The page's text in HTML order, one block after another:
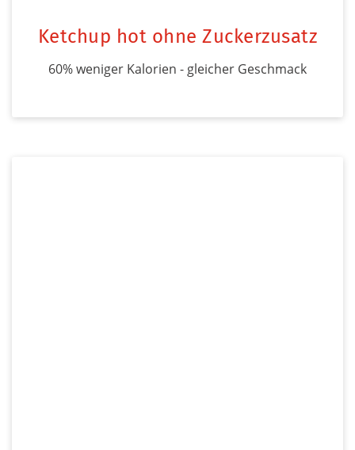
Ketchup hot ohne Zuckerzusatz
60% weniger Kalorien - gleicher Geschmack